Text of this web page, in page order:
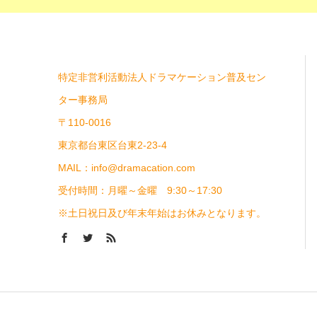
特定非営利活動法人ドラマケーション普及セン
ター事務局
〒110-0016
東京都台東区台東2-23-4
MAIL：info@dramacation.com
受付時間：月曜～金曜 9:30～17:30
※土日祝日及び年末年始はお休みとなります。